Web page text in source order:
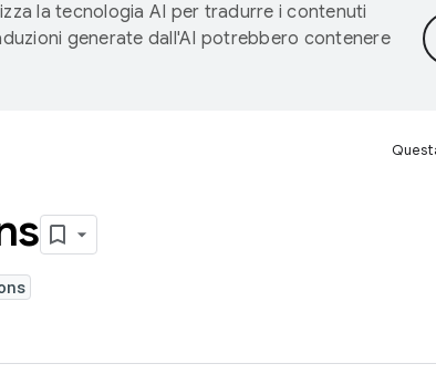
la tecnologia AI per tradurre i contenuti
generate dall'AI potrebbero contenere